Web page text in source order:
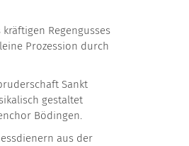
Regengusses
Prozession durch
Sankt
gestaltet
Bödingen.
aus der